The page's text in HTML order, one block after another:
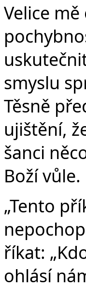
Velice
smyslu
Těsně
ujištění,
šanci
Boží vůle.
„Tento
říkat:
ohlásí